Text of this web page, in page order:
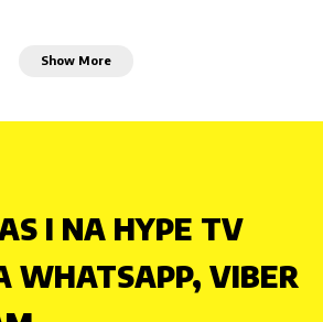
Show More
I NA HYPE TV
WHATSAPP, VIBER